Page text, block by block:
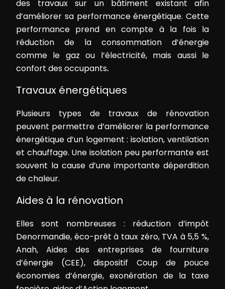
des travaux sur un bâtiment existant afin
d’améliorer sa performance énergétique. Cette
performance prend en compte à la fois la
réduction de la consommation d’énergie
comme le gaz ou l’électricité, mais aussi le
confort des occupants.
Travaux énergétiques
Plusieurs types de travaux de rénovation
peuvent permettre d’améliorer la performance
énergétique d’un logement : isolation, ventilation
et chauffage. Une isolation peu performante est
souvent la cause d’une importante déperdition
de chaleur.
Aides à la rénovation
Elles sont nombreuses : réduction d’impôt
Denormandie, éco-prêt à taux zéro, TVA à 5,5 %,
Anah, Aides des entreprises de fourniture
d’énergie (CEE), dispositif Coup de pouce
économies d’énergie, exonération de la taxe